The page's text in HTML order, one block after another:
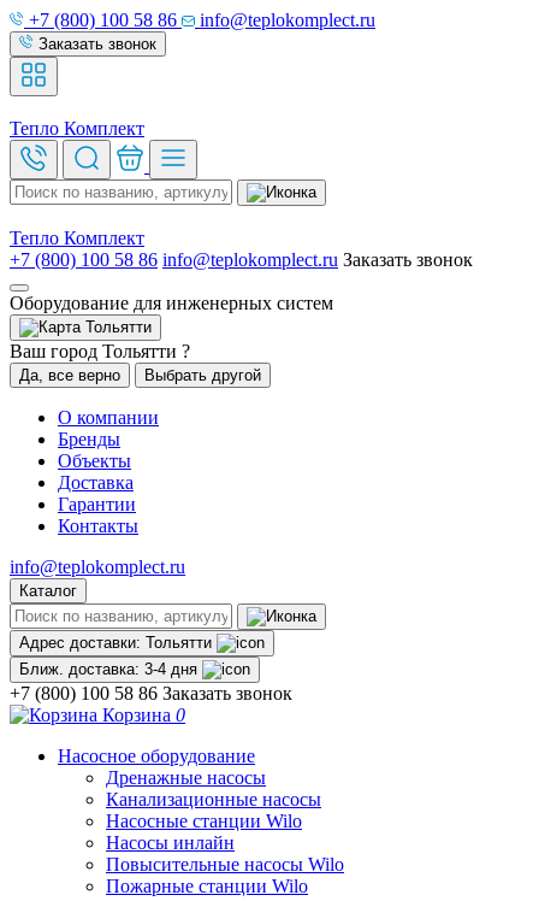
+7 (800) 100 58 86 info@teplokomplect.ru
Заказать звонок
Тепло Комплект
Тепло Комплект
+7 (800) 100 58 86 info@teplokomplect.ru Заказать звонок
Оборудование для инженерных систем
Тольятти
Ваш город Тольятти ?
Да, все верно Выбрать другой
О компании
Бренды
Объекты
Доставка
Гарантии
Контакты
info@teplokomplect.ru
Каталог
Адрес доставки: Тольятти
Ближ. доставка: 3-4 дня
+7 (800) 100 58 86 Заказать звонок
Корзина 0
Насосное оборудование
Дренажные насосы
Канализационные насосы
Насосные станции Wilo
Насосы инлайн
Повысительные насосы Wilo
Пожарные станции Wilo